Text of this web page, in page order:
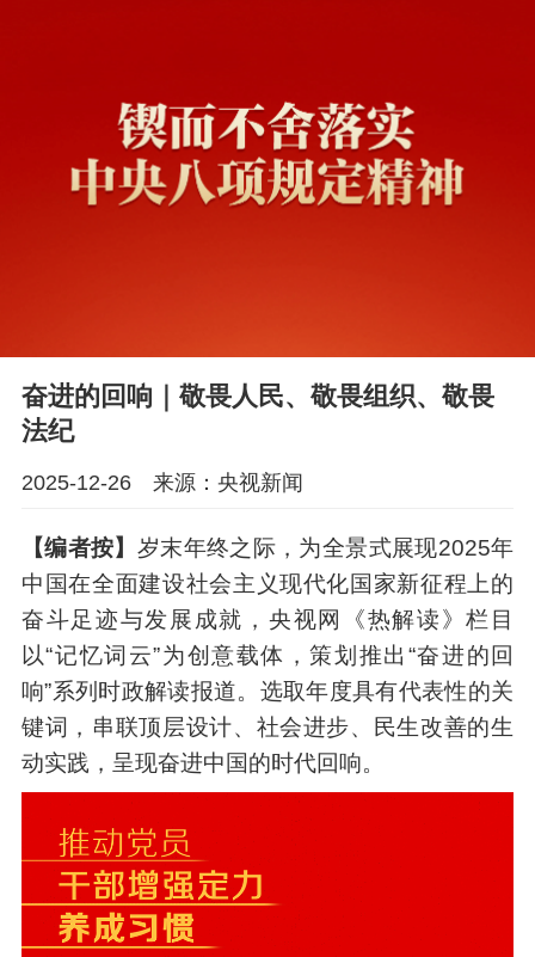
奋进的回响｜敬畏人民、敬畏组织、敬畏
法纪
2025-12-26 来源：央视新闻
【编者按】 岁末年终之际，为全景式展现2025年
中国在全面建设社会主义现代化国家新征程上的
奋斗足迹与发展成就，央视网《热解读》栏目
以“记忆词云”为创意载体，策划推出“奋进的回
响”系列时政解读报道。选取年度具有代表性的关
键词，串联顶层设计、社会进步、民生改善的生
动实践，呈现奋进中国的时代回响。